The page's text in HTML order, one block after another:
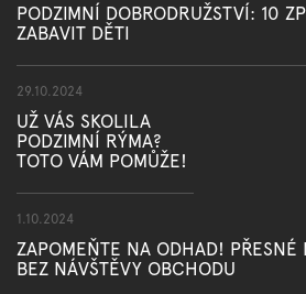
PODZIMNÍ DOBRODRUŽSTVÍ: 10
ZABAVIT DĚTI
29.10.2024
UŽ VÁS SKOLILA
PODZIMNÍ RÝMA?
TOTO VÁM POMŮŽE!
1.10.2024
ZAPOMEŇTE NA ODHAD! PŘESNÉ
BEZ NÁVŠTĚVY OBCHODU